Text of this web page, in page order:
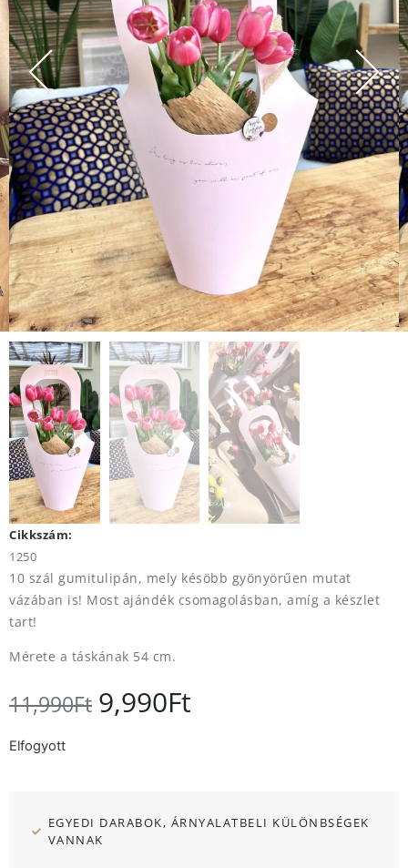
Cikkszám:
1250
10 szál gumitulipán, mely késöbb gyönyörűen mutat
vázában is! Most ajándék csomagolásban, amíg a készlet
tart!
Mérete a táskának 54 cm.
11,990Ft 9,990Ft
Elfogyott
EGYEDI DARABOK, ÁRNYALATBELI KÜLÖNBSÉGEK
VANNAK